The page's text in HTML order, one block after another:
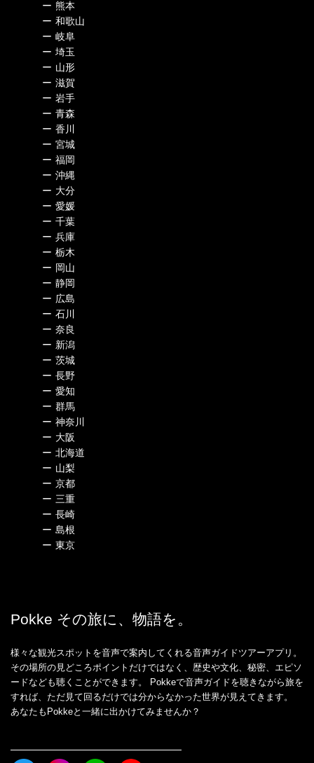
ー 熊本
ー 和歌山
ー 岐阜
ー 埼玉
ー 山形
ー 滋賀
ー 岩手
ー 青森
ー 香川
ー 宮城
ー 福岡
ー 沖縄
ー 大分
ー 愛媛
ー 千葉
ー 兵庫
ー 栃木
ー 岡山
ー 静岡
ー 広島
ー 石川
ー 奈良
ー 新潟
ー 茨城
ー 長野
ー 愛知
ー 群馬
ー 神奈川
ー 大阪
ー 北海道
ー 山梨
ー 京都
ー 三重
ー 長崎
ー 島根
ー 東京
Pokke その旅に、物語を。
様々な観光スポットを音声で案内してくれる音声ガイドツアーアプリ。
その場所の見どころポイントだけではなく、歴史や文化、秘密、エピソ
ードなども聴くことができます。 Pokkeで音声ガイドを聴きながら旅を
すれば、ただ見て回るだけでは分からなかった世界が見えてきます。
あなたもPokkeと一緒に出かけてみませんか？